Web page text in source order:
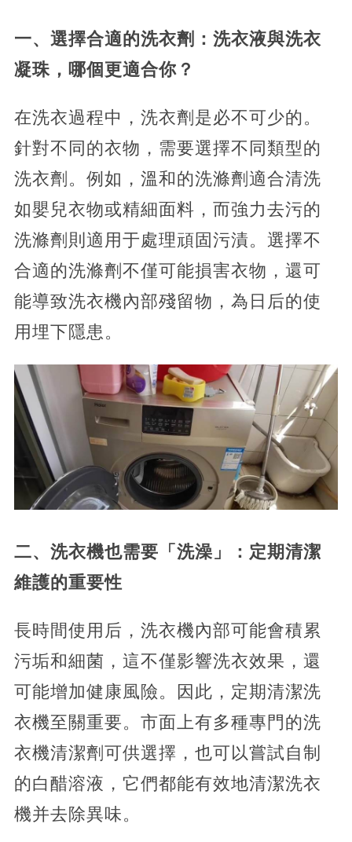
一、選擇合適的洗衣劑：洗衣液與洗衣
凝珠，哪個更適合你？
在洗衣過程中，洗衣劑是必不可少的。
針對不同的衣物，需要選擇不同類型的
洗衣劑。例如，溫和的洗滌劑適合清洗
如嬰兒衣物或精細面料，而強力去污的
洗滌劑則適用于處理頑固污漬。選擇不
合適的洗滌劑不僅可能損害衣物，還可
能導致洗衣機內部殘留物，為日后的使
用埋下隱患。
二、洗衣機也需要「洗澡」：定期清潔
維護的重要性
長時間使用后，洗衣機內部可能會積累
污垢和細菌，這不僅影響洗衣效果，還
可能增加健康風險。因此，定期清潔洗
衣機至關重要。市面上有多種專門的洗
衣機清潔劑可供選擇，也可以嘗試自制
的白醋溶液，它們都能有效地清潔洗衣
機并去除異味。